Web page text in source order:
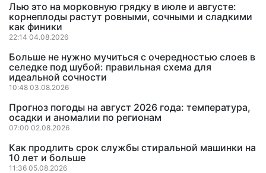
Лью это на морковную грядку в июле и августе:
корнеплоды растут ровными, сочными и сладкими
как финики
22:14 04.08.2026
Больше не нужно мучиться с очередностью слоев в
селедке под шубой: правильная схема для
идеальной сочности
10:48 03.08.2026
Прогноз погоды на август 2026 года: температура,
осадки и аномалии по регионам
07:00 02.08.2026
Как продлить срок службы стиральной машинки на
10 лет и больше
11:36 05.08.2026